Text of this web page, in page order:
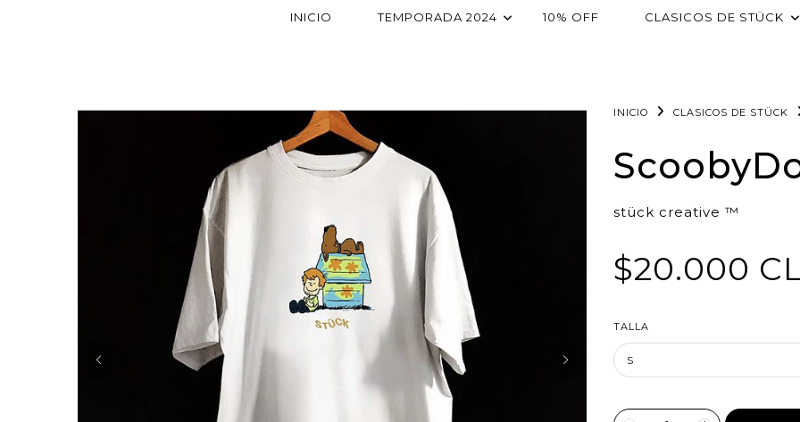
INICIO TEMPORADA 2024 10% OFF CLASICOS DE STÜCK
INICIO CLASICOS DE STÜCK
stück creative ™
$20.000
TALLA